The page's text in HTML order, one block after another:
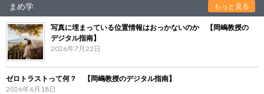
まめ学 もっと見る
写真に埋まっている位置情報はおっかないのか 【岡嶋教授の
デジタル指南】
2026年7月22日
ゼロトラストって何？ 【岡嶋教授のデジタル指南】
2026年6月18日